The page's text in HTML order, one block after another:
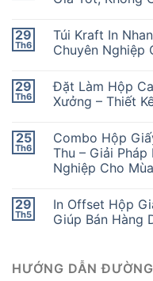
29
Th6
Túi Kraft In
Chuyên Nghiệp
29
Th6
Đặt Làm Hộp
Xưởng – Thiết
25
Th6
Combo Hộp
Thu – Giải Pháp
Nghiệp Cho
29
Th5
In Offset Hộp
Giúp Bán Hàng
HƯỚNG DẪN